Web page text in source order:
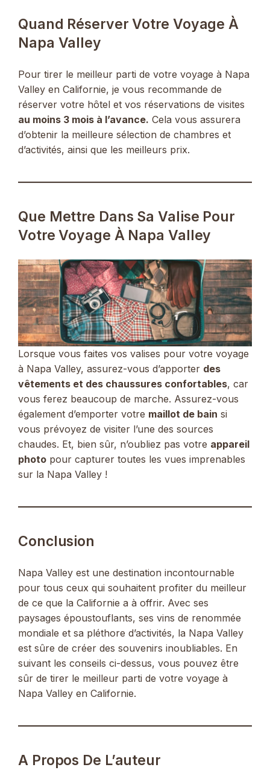
Quand Réserver Votre Voyage À
Napa Valley
Pour tirer le meilleur parti de votre voyage à Napa
Valley en Californie, je vous recommande de
réserver votre hôtel et vos réservations de visites
au moins 3 mois à l’avance. Cela vous assurera
d’obtenir la meilleure sélection de chambres et
d’activités, ainsi que les meilleurs prix.
Que Mettre Dans Sa Valise Pour
Votre Voyage À Napa Valley
Lorsque vous faites vos valises pour votre voyage
à Napa Valley, assurez-vous d’apporter des
vêtements et des chaussures confortables, car
vous ferez beaucoup de marche. Assurez-vous
également d’emporter votre maillot de bain si
vous prévoyez de visiter l’une des sources
chaudes. Et, bien sûr, n’oubliez pas votre appareil
photo pour capturer toutes les vues imprenables
sur la Napa Valley !
Conclusion
Napa Valley est une destination incontournable
pour tous ceux qui souhaitent profiter du meilleur
de ce que la Californie a à offrir. Avec ses
paysages époustouflants, ses vins de renommée
mondiale et sa pléthore d’activités, la Napa Valley
est sûre de créer des souvenirs inoubliables. En
suivant les conseils ci-dessus, vous pouvez être
sûr de tirer le meilleur parti de votre voyage à
Napa Valley en Californie.
A Propos De L’auteur